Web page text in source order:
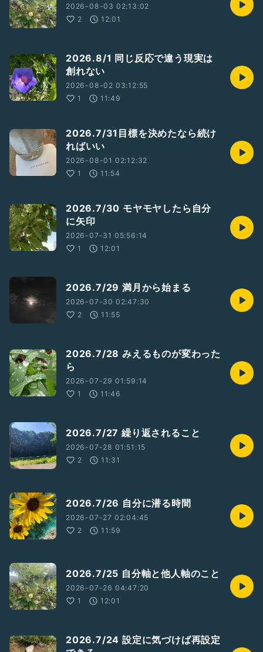
2026-08-03 02:13:02
2
12:01
2026.8/1 同じ反応で違う現実は
創れない
2026-08-02 03:12:55
1
11:49
2026.7/31目標を決めたなら続け
ればいい
2026-08-01 02:12:32
1
11:54
2026.7/30 モヤモヤしたら自分
に矢印
2026-07-31 05:56:14
1
12:01
2026.7/29 満月から始まる
2026-07-30 02:47:30
2
11:55
2026.7/28 みえるものが変わった
ら
2026-07-29 01:59:14
1
11:46
2026.7/27 繰り返されること
2026-07-28 01:51:15
2
11:31
2026.7/26 自分に潜る時間
2026-07-27 02:04:45
2
11:59
2026.7/25 自分軸と他人軸のこと
2026-07-26 04:47:20
1
12:01
2026.7/24 設定に気づけば再設定